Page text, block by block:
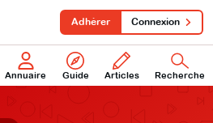
Annuaire Guide Articles Recherche
Adhérer Connexion